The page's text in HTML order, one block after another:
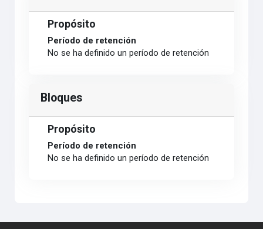
Propósito
Período de retención
No se ha definido un período de retención
Bloques
Propósito
Período de retención
No se ha definido un período de retención